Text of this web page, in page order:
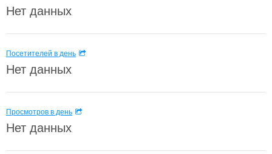
Нет данных
Посетителей в день
Нет данных
Просмотров в день
Нет данных